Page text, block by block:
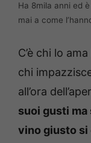
Ha 8mila anni ed
mai a come
C’è chi lo
chi
all’ora
suoi gusti ma
vino giusto si